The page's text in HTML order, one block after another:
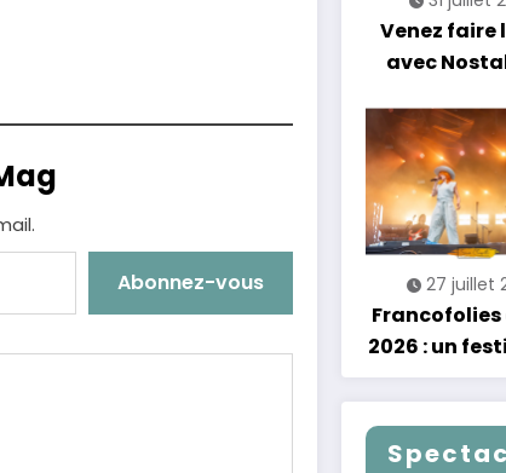
Abonnez-vous
Venez faire
avec
27 juillet
Francofolies
2026 : un
se
grands